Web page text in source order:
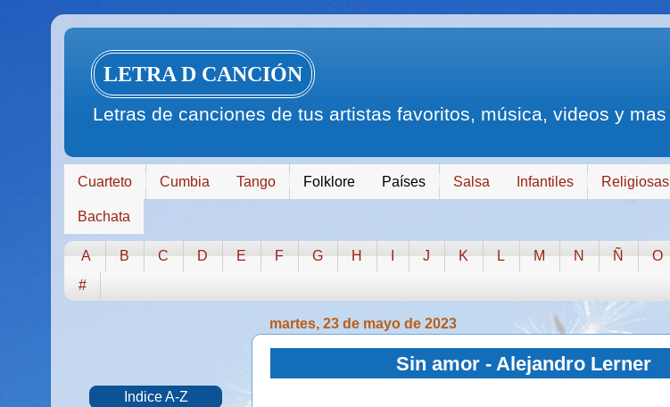
LETRA D CANCIÓN
Letras de canciones de tus artistas favoritos, música, videos y mas
Cuarteto Cumbia Tango Folklore Países Salsa Infantiles Religiosas
Bachata
A B C D E F G H J K L M N Ñ O
#
martes, 23 de mayo de 2023
Sin amor - Alejandro Lerner
Indice A-Z